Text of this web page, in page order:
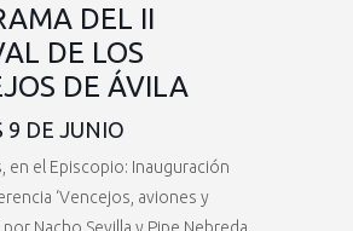
DEL II
DE LOS
DE ÁVILA
9 DE JUNIO
en el Episcopio: Inauguración
‘Vencejos, aviones y
Nacho Sevilla y Pipe Nebreda.